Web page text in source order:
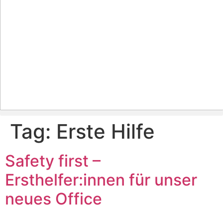
Tag: Erste Hilfe
Safety first –
Ersthelfer:innen für unser
neues Office